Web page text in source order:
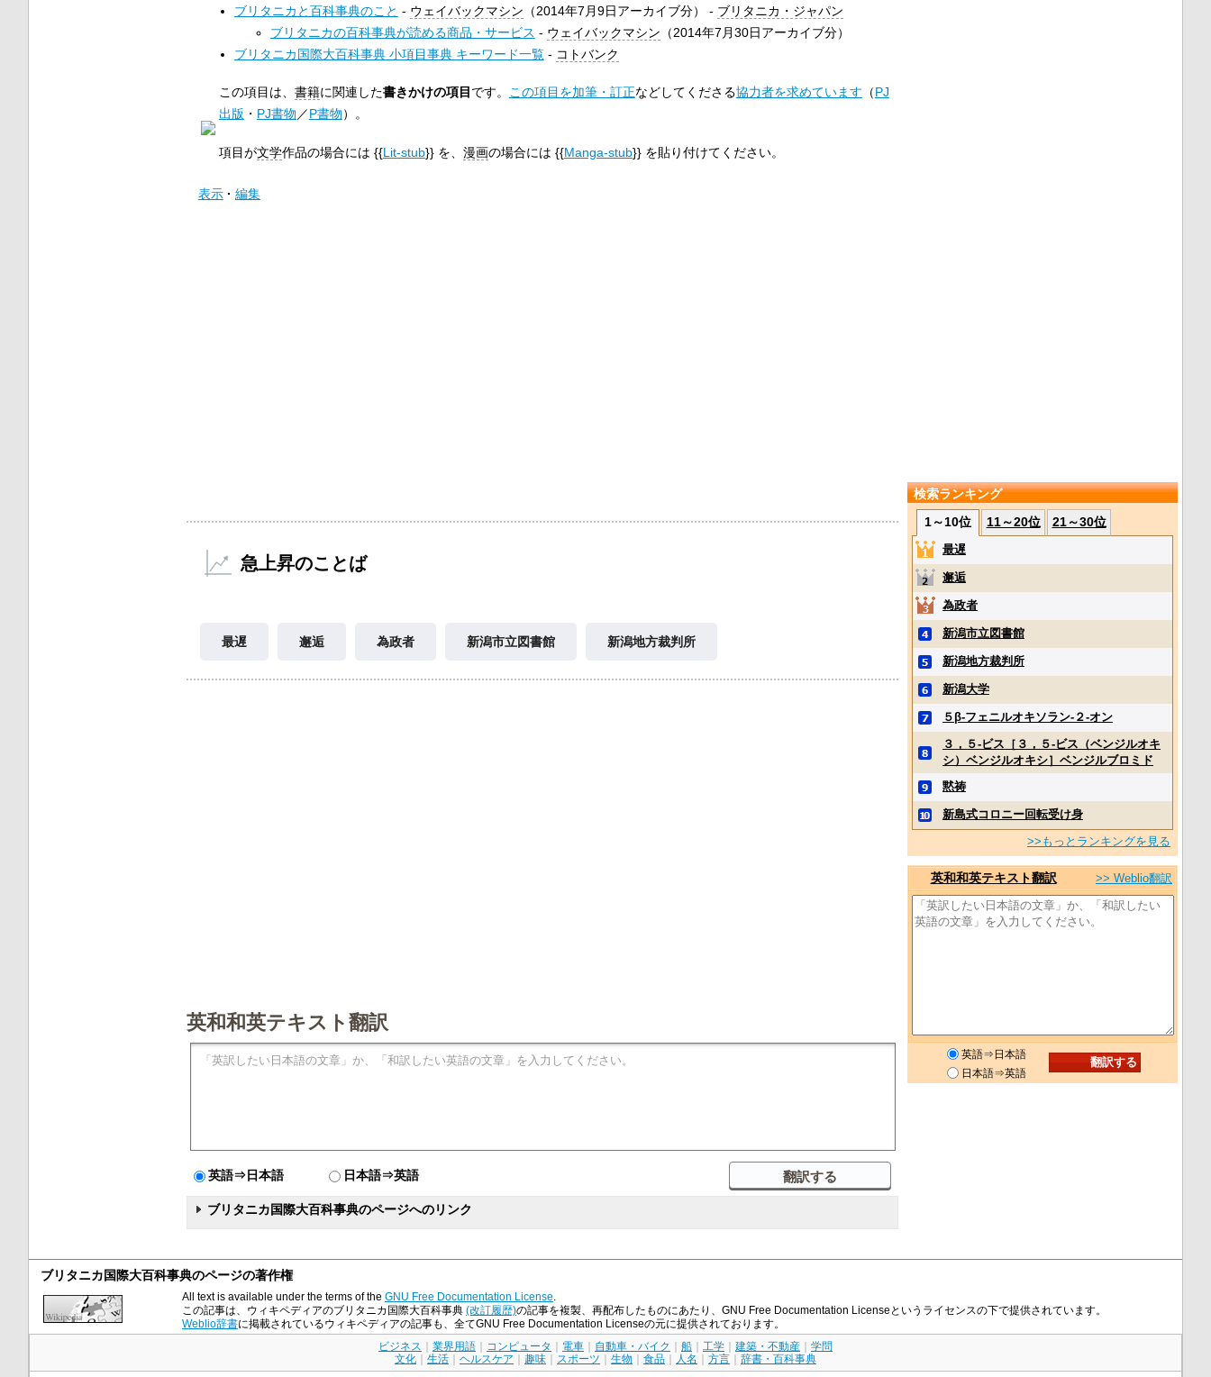
ブリタニカと百科事典のこと - ウェイバックマシン （2014年7月9日アーカイブ分） - ブリタニカ・ジャパン
ブリタニカの百科事典が読める商品・サービス - ウェイバックマシン （2014年7月30日アーカイブ分）
ブリタニカ国際大百科事典 小項目事典 キーワード一覧- コトバンク
この項目は、 書籍に関連した書きかけの項目です。 この項目を加筆・訂正などしてくださる協力者を求めています （PJ
出版 ・ PJ書物 ／P書物）。
項目が文学作品の場合には {{Lit-stub}} を、 漫画の場合には {{Manga-stub}} を貼り付けてください。
表示 編集
急上昇のことば
最遅 邂逅 為政者 新潟市立図書館 新潟地方裁判所
英和和英テキスト翻訳
英語⇒日本語 日本語⇒英語
ブリタニカ国際大百科事典のページへのリンク
検索ランキング
1～10位
11～20位 21～30位
最遅
邂逅
為政者
新潟市立図書館
新潟地方裁判所
新潟大学
５β‐フェニルオキソラン‐２‐オン
３，５‐ビス［３，５‐ビス（ベンジルオキ
シ）ベンジルオキシ］ベンジルブロミド
黙祷
新島式コロニー回転受け身
>>もっとランキングを見る
英和和英テキスト翻訳 >> Weblio翻訳
英語⇒日本語
日本語⇒英語
ブリタニカ国際大百科事典のページの著作権
All text is available under the terms of the GNU Free Documentation License.
この記事は、ウィキペディアのブリタニカ国際大百科事典 (改訂履歴)の記事を複製、再配布したものにあたり、GNU Free Documentation Licenseというライセンスの下で提供されています。
Weblio辞書に掲載されているウィキペディアの記事も、全てGNU Free Documentation Licenseの元に提供されております。
ビジネス 業界用語 コンピュータ 電車 自動車・バイク 船 工学 建築・不動産
学問
文化
生活 ヘルスケア 趣味 スポーツ 生物 食品 人名 方言 辞書・百科事典